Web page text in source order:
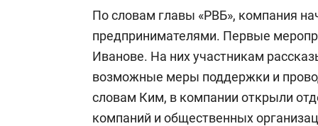
По словам главы «РВБ», компания
предпринимателями. Первые
Иванове. На них участникам
возможные меры поддержки и
словам Ким, в компании открыли
компаний и общественных